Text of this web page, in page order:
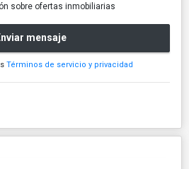
sobre ofertas inmobiliarias
mensaje
Términos de servicio y privacidad